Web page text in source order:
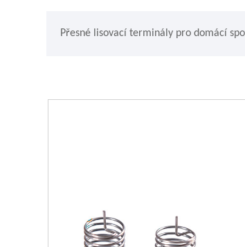
Přesné lisovací terminály pro domácí